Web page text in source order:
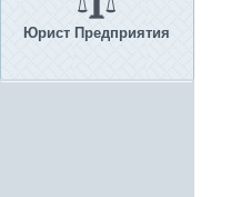
Юрист Предприятия